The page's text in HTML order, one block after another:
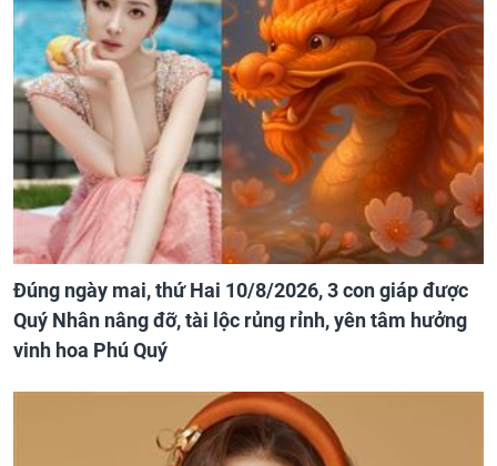
Đúng ngày mai, thứ Hai 10/8/2026, 3 con giáp được
Quý Nhân nâng đỡ, tài lộc rủng rỉnh, yên tâm hưởng
vinh hoa Phú Quý